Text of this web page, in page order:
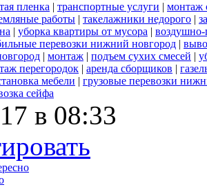
пленка | транспортные услуги | монтаж
работы | такелажники недорого |
| уборка квартиры от мусора | воздушно-
перевозки нижний новгород |
| монтаж | подъем сухих смесей |
перегородок | аренда сборщиков |
мебели | грузовые перевозки
сейфа
в 08:33